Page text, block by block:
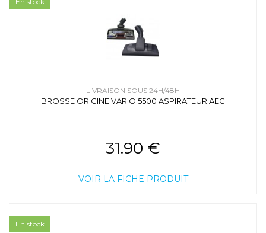
LIVRAISON SOUS 24H/48H
BROSSE ORIGINE VARIO 5500 ASPIRATEUR AEG
31.90 €
VOIR LA FICHE PRODUIT
En stock